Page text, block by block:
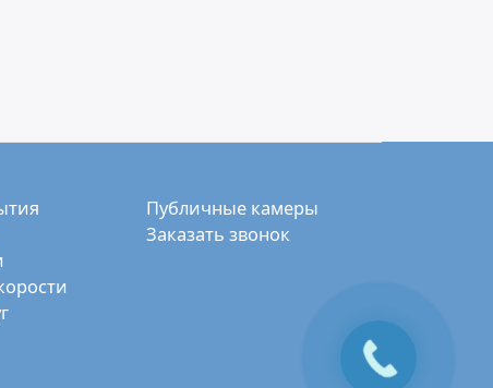
Публичные камеры
Заказать звонок